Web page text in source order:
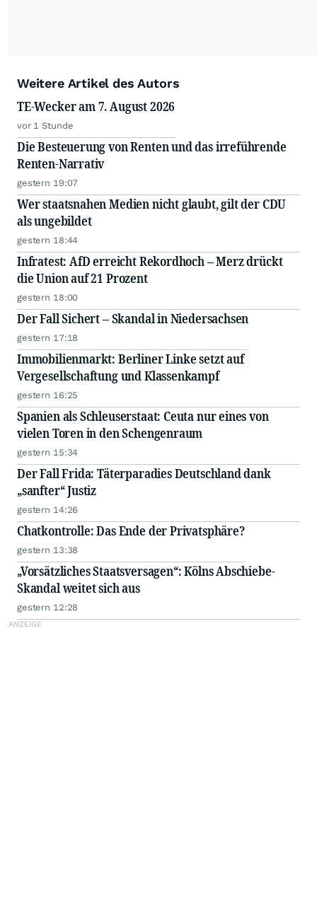
Weitere Artikel des Autors
TE-Wecker am 7. August 2026
vor 1 Stunde
Die Besteuerung von Renten und das irreführende
Renten-Narrativ
gestern 19:07
Wer staatsnahen Medien nicht glaubt, gilt der CDU
als ungebildet
gestern 18:44
Infratest: AfD erreicht Rekordhoch – Merz drückt
die Union auf 21 Prozent
gestern 18:00
Der Fall Sichert – Skandal in Niedersachsen
gestern 17:18
Immobilienmarkt: Berliner Linke setzt auf
Vergesellschaftung und Klassenkampf
gestern 16:25
Spanien als Schleuserstaat: Ceuta nur eines von
vielen Toren in den Schengenraum
gestern 15:34
Der Fall Frida: Täterparadies Deutschland dank
„sanfter“ Justiz
gestern 14:26
Chatkontrolle: Das Ende der Privatsphäre?
gestern 13:38
„Vorsätzliches Staatsversagen“: Kölns Abschiebe-
Skandal weitet sich aus
gestern 12:28